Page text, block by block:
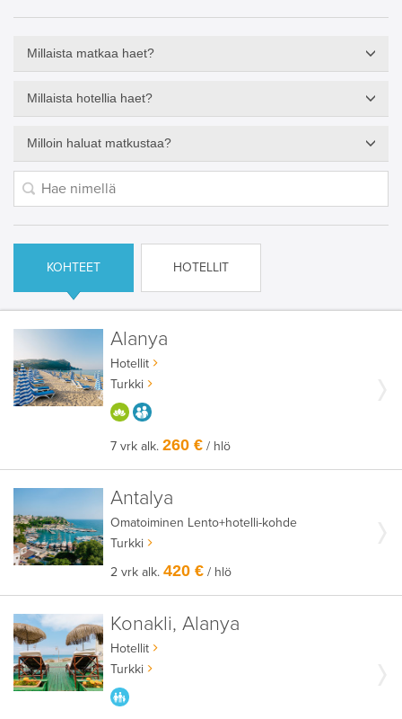
Millaista matkaa haet?
Millaista hotellia haet?
Milloin haluat matkustaa?
KOHTEET HOTELLIT
Alanya
Hotellit
Turkki
HYVÄÄN OLOON
7 vrk alk.260 € / hlö
Antalya
Omatoiminen Lento+hotelli-kohde
Turkki
2 vrk alk.420 € / hlö
Konakli, Alanya
Hotellit
Turkki